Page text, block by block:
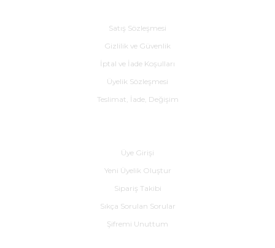
Satış Sözleşmesi
Gizlilik ve Güvenlik
İptal ve İade Koşulları
Üyelik Sözleşmesi
Teslimat, İade, Değişim
Üye Girişi
Yeni Üyelik Oluştur
Sipariş Takibi
Sıkça Sorulan Sorular
Şifremi Unuttum